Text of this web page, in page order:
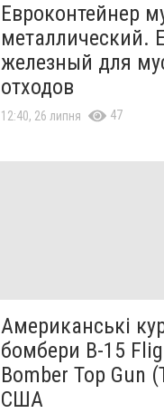
Евроконтейнер
металлический.
железный для
отходов
12:40, 26 липня 47
Американські
бомбери B-15
Bomber Top Gun
США